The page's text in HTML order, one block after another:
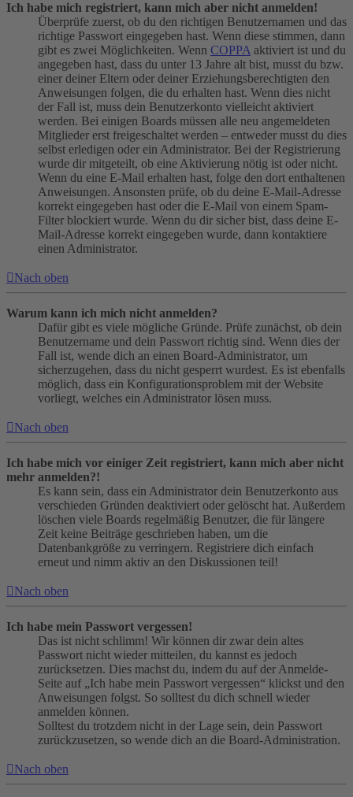
Ich habe mich registriert, kann mich aber nicht anmelden!
Überprüfe zuerst, ob du den richtigen Benutzernamen und das
richtige Passwort eingegeben hast. Wenn diese stimmen, dann
gibt es zwei Möglichkeiten. Wenn COPPA aktiviert ist und du
angegeben hast, dass du unter 13 Jahre alt bist, musst du bzw.
einer deiner Eltern oder deiner Erziehungsberechtigten den
Anweisungen folgen, die du erhalten hast. Wenn dies nicht
der Fall ist, muss dein Benutzerkonto vielleicht aktiviert
werden. Bei einigen Boards müssen alle neu angemeldeten
Mitglieder erst freigeschaltet werden – entweder musst du dies
selbst erledigen oder ein Administrator. Bei der Registrierung
wurde dir mitgeteilt, ob eine Aktivierung nötig ist oder nicht.
Wenn du eine E-Mail erhalten hast, folge den dort enthaltenen
Anweisungen. Ansonsten prüfe, ob du deine E-Mail-Adresse
korrekt eingegeben hast oder die E-Mail von einem Spam-
Filter blockiert wurde. Wenn du dir sicher bist, dass deine E-
Mail-Adresse korrekt eingegeben wurde, dann kontaktiere
einen Administrator.
Nach oben
Warum kann ich mich nicht anmelden?
Dafür gibt es viele mögliche Gründe. Prüfe zunächst, ob dein
Benutzername und dein Passwort richtig sind. Wenn dies der
Fall ist, wende dich an einen Board-Administrator, um
sicherzugehen, dass du nicht gesperrt wurdest. Es ist ebenfalls
möglich, dass ein Konfigurationsproblem mit der Website
vorliegt, welches ein Administrator lösen muss.
Nach oben
Ich habe mich vor einiger Zeit registriert, kann mich aber nicht
mehr anmelden?!
Es kann sein, dass ein Administrator dein Benutzerkonto aus
verschieden Gründen deaktiviert oder gelöscht hat. Außerdem
löschen viele Boards regelmäßig Benutzer, die für längere
Zeit keine Beiträge geschrieben haben, um die
Datenbankgröße zu verringern. Registriere dich einfach
erneut und nimm aktiv an den Diskussionen teil!
Nach oben
Ich habe mein Passwort vergessen!
Das ist nicht schlimm! Wir können dir zwar dein altes
Passwort nicht wieder mitteilen, du kannst es jedoch
zurücksetzen. Dies machst du, indem du auf der Anmelde-
Seite auf „Ich habe mein Passwort vergessen“ klickst und den
Anweisungen folgst. So solltest du dich schnell wieder
anmelden können.
Solltest du trotzdem nicht in der Lage sein, dein Passwort
zurückzusetzen, so wende dich an die Board-Administration.
Nach oben